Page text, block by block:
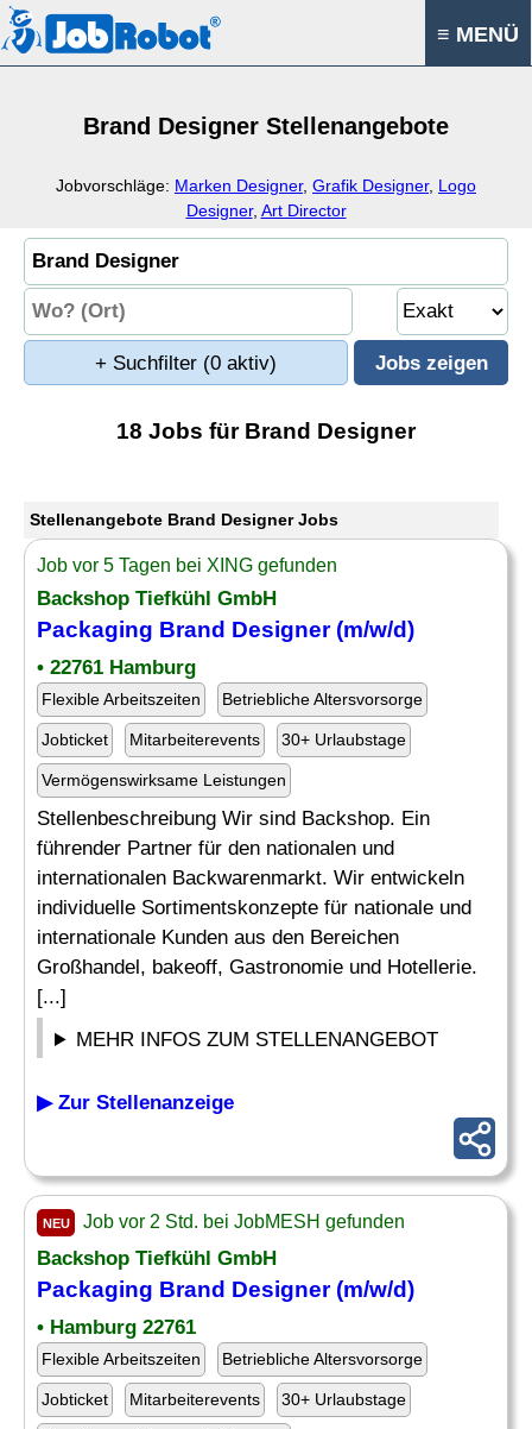
≡ MENÜ
Brand Designer Stellenangebote
Jobvorschläge: Marken Designer, Grafik Designer, Logo
Designer, Art Director
+ Suchfilter (0 aktiv)
18 Jobs für Brand Designer
Stellenangebote Brand Designer Jobs
Job vor 5 Tagen bei XING gefunden
Backshop Tiefkühl GmbH
Packaging Brand Designer(m/w/d)
• 22761 Hamburg
Flexible Arbeitszeiten Betriebliche Altersvorsorge
Jobticket Mitarbeiterevents 30+ Urlaubstage
Vermögenswirksame Leistungen
Stellenbeschreibung Wir sind Backshop. Ein
führender Partner für den nationalen und
internationalen Backwarenmarkt. Wir entwickeln
individuelle Sortimentskonzepte für nationale und
internationale Kunden aus den Bereichen
Großhandel, bakeoff, Gastronomie und Hotellerie.
[...]
MEHR INFOS ZUM STELLENANGEBOT
▶ Zur Stellenanzeige
NEU Job vor 2 Std. bei JobMESH gefunden
Backshop Tiefkühl GmbH
Packaging Brand Designer(m/w/d)
• Hamburg 22761
Flexible Arbeitszeiten Betriebliche Altersvorsorge
Jobticket Mitarbeiterevents 30+ Urlaubstage